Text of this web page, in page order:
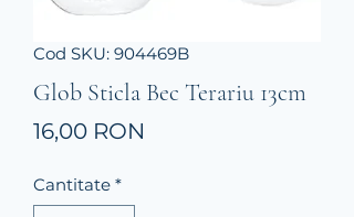
Cod SKU: 904469B
Glob Sticla Bec Terariu 13cm
16,00 RON
Cantitate *